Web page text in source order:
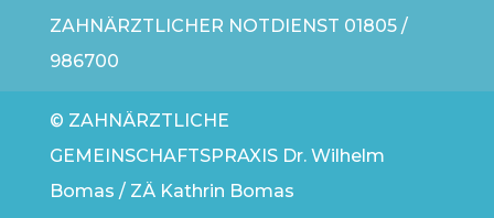
ZAHNÄRZTLICHER NOTDIENST 01805 /
986700
© ZAHNÄRZTLICHE
GEMEINSCHAFTSPRAXIS Dr. Wilhelm
Bomas / ZÄ Kathrin Bomas